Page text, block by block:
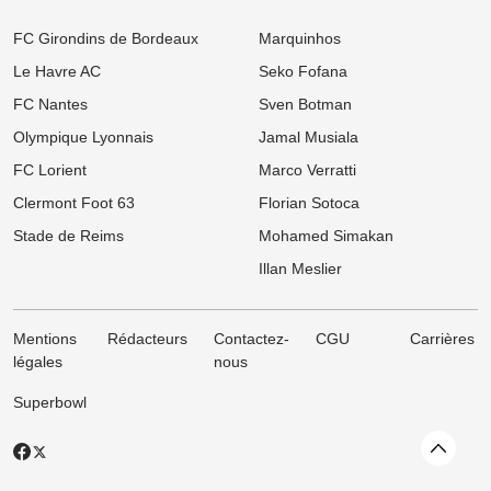
LOSC, Bordeaux : Après son départ des Girondins, Rio Mavuba
Mercato : Le PSG frappe un grand coup avec Akliouche et
s'attaque au digne successeur de Donnarumma !
06/08 Ligue 1
enflamme l'After Foot !
FC Girondins de Bordeaux
Le Havre AC
FC Nantes
Olympique Lyonnais
FC Lorient
Clermont Foot 63
Stade de Reims
Marquinhos
Seko Fofana
Sven Botman
Jamal Musiala
Marco Verratti
Florian Sotoca
Mohamed Simakan
Illan Meslier
Mentions
légales
Rédacteurs
Contactez-
nous
CGU Carrières
Superbowl